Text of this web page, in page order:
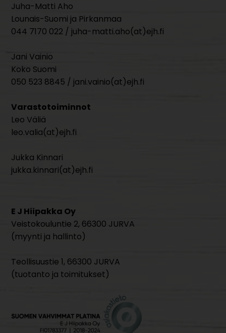
Juha-Matti Aho
Lounais-Suomi ja Pirkanmaa
044 7170 022 / juha-matti.aho(at)ejh.fi
Jani Vainio
Koko Suomi
050 523 8845 / jani.vainio(at)ejh.fi
Varastotoiminnot
Leo Väliä
leo.valia(at)ejh.fi
Jukka Kinnari
jukka.kinnari(at)ejh.fi
E J Hiipakka Oy
Veistokouluntie 2, 66300 JURVA
(myynti ja hallinto)
Teollisuustie 1, 66300 JURVA
(tuotanto ja toimitukset)